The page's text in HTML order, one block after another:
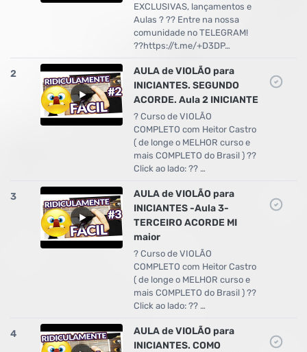
EXCLUSIVAS, lançamentos e
Aulas ? ?? Entre na nossa
comunidade no TELEGRAM!
??https://t.me/+D3DP…
2
AULA de VIOLÃO para
INICIANTES. SEGUNDO
ACORDE. Aula 2 INICIANTE
? Curso de VIOLÃO
COMPLETO com Heitor Castro
( de longe o MELHOR curso e
mais COMPLETO do Brasil ) ??
Click ao lado: ?? …
3
AULA de VIOLÃO para
INICIANTES -Aula 3-
TERCEIRO ACORDE MI
maior
? Curso de VIOLÃO
COMPLETO com Heitor Castro
( de longe o MELHOR curso e
mais COMPLETO do Brasil ) ??
Click ao lado: ?? …
4
AULA de VIOLÃO para
INICIANTES. COMO